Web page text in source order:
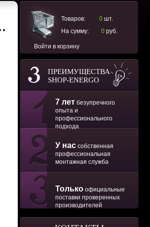
Товаров: 0 шт.
На сумму:
0 руб.
Войти в корзину
ПРЕИМУЩЕСТВА
SHOP-ENERGO
7 лет безупречного
опыта и
профессионального
подхода
У нас собственная
профессиональная
монтажная служба
Только официальные
поставки проверенных
производителей